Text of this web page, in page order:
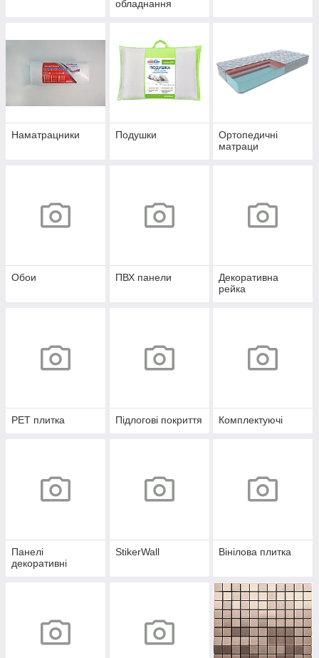
обладнання
Наматрацники Подушки
Ортопедичні
матраци
Обои ПВХ панели
Декоративна
рейка
PЕT плитка Підлогові покриття Комплектуючі
Панелі
декоративні
StikerWall Вінілова плитка